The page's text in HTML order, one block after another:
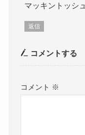
マッキントッシュ
返信
コメントする
コメント ※